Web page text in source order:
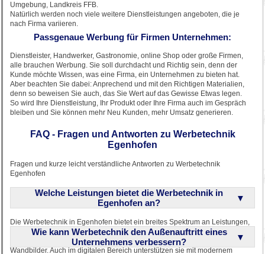
Umgebung, Landkreis FFB.
Natürlich werden noch viele weitere Dienstleistungen angeboten, die je
nach Firma variieren.
Passgenaue Werbung für Firmen Unternehmen:
Dienstleister, Handwerker, Gastronomie, online Shop oder große Firmen,
alle brauchen Werbung. Sie soll durchdacht und Richtig sein, denn der
Kunde möchte Wissen, was eine Firma, ein Unternehmen zu bieten hat.
Aber beachten Sie dabei: Anprechend und mit den Richtigen Materialien,
denn so beweisen Sie auch, das Sie Wert auf das Gewisse Etwas legen.
So wird Ihre Dienstleistung, Ihr Produkt oder Ihre Firma auch im Gespräch
bleiben und Sie können mehr Neu Kunden, mehr Umsatz generieren.
FAQ - Fragen und Antworten zu Werbetechnik
Egenhofen
Fragen und kurze leicht verständliche Antworten zu Werbetechnik
Egenhofen
Welche Leistungen bietet die Werbetechnik in
Egenhofen an?
Die Werbetechnik in Egenhofen bietet ein breites Spektrum an Leistungen,
darunter Außenwerbung, Innenwerbung und Fahrzeugfolierung. Sie
erstellen großflächige Leuchtkästen, edle 3D Buchstaben und kreative
Wandbilder. Auch im digitalen Bereich unterstützen sie mit modernem
Wie kann Werbetechnik den Außenauftritt eines
Unternehmens verbessern?